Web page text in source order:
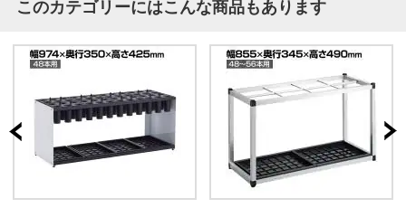
このカテゴリーにはこんな商品もあります